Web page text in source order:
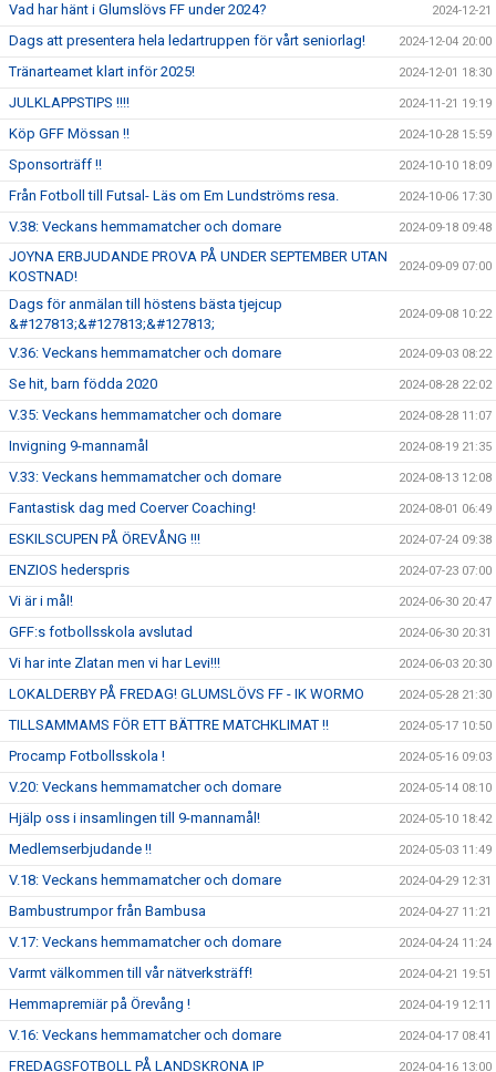
Vad har hänt i Glumslövs FF under 2024? 2024-12-21
Dags att presentera hela ledartruppen för vårt seniorlag! 2024-12-04 20:00
Tränarteamet klart inför 2025! 2024-12-01 18:30
JULKLAPPSTIPS !!!! 2024-11-21 19:19
Köp GFF Mössan !! 2024-10-28 15:59
Sponsorträff !! 2024-10-10 18:09
Från Fotboll till Futsal- Läs om Em Lundströms resa. 2024-10-06 17:30
V.38: Veckans hemmamatcher och domare 2024-09-18 09:48
JOYNA ERBJUDANDE PROVA PÅ UNDER SEPTEMBER UTAN
KOSTNAD!
2024-09-09 07:00
Dags för anmälan till höstens bästa tjejcup
&#127813;&#127813;&#127813;
2024-09-08 10:22
V.36: Veckans hemmamatcher och domare 2024-09-03 08:22
Se hit, barn födda 2020 2024-08-28 22:02
V.35: Veckans hemmamatcher och domare 2024-08-28 11:07
Invigning 9-mannamål 2024-08-19 21:35
V.33: Veckans hemmamatcher och domare 2024-08-13 12:08
Fantastisk dag med Coerver Coaching! 2024-08-01 06:49
ESKILSCUPEN PÅ ÖREVÅNG !!! 2024-07-24 09:38
ENZIOS hederspris 2024-07-23 07:00
Vi är i mål! 2024-06-30 20:47
GFF:s fotbollsskola avslutad 2024-06-30 20:31
Vi har inte Zlatan men vi har Levi!!! 2024-06-03 20:30
LOKALDERBY PÅ FREDAG! GLUMSLÖVS FF - IK WORMO 2024-05-28 21:30
TILLSAMMAMS FÖR ETT BÄTTRE MATCHKLIMAT !! 2024-05-17 10:50
Procamp Fotbollsskola ! 2024-05-16 09:03
V.20: Veckans hemmamatcher och domare 2024-05-14 08:10
Hjälp oss i insamlingen till 9-mannamål! 2024-05-10 18:42
Medlemserbjudande !! 2024-05-03 11:49
V.18: Veckans hemmamatcher och domare 2024-04-29 12:31
Bambustrumpor från Bambusa 2024-04-27 11:21
V.17: Veckans hemmamatcher och domare 2024-04-24 11:24
Varmt välkommen till vår nätverksträff! 2024-04-21 19:51
Hemmapremiär på Örevång ! 2024-04-19 12:11
V.16: Veckans hemmamatcher och domare 2024-04-17 08:41
FREDAGSFOTBOLL PÅ LANDSKRONA IP 2024-04-16 13:00